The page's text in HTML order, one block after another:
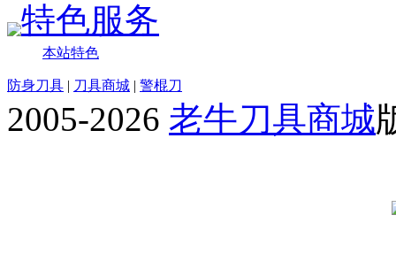
特色服务
本站特色
防身刀具 | 刀具商城 | 警棍刀
2005-2026 老牛刀具商城